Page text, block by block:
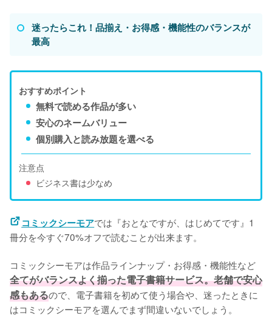
迷ったらこれ！品揃え・お得感・機能性のバランスが
最高
おすすめポイント
無料で読める作品が多い
安心のネームバリュー
個別購入と読み放題を選べる
注意点
ビジネス書は少なめ
コミックシーモアでは『おとなですが、はじめてです』1
冊分を今すぐ70%オフで読むことが出来ます。
コミックシーモアは作品ラインナップ・お得感・機能性など
全てがバランスよく揃った電子書籍サービス。老舗で安心
感もあるので、電子書籍を初めて使う場合や、迷ったときに
はコミックシーモアを選んでまず間違いないでしょう。